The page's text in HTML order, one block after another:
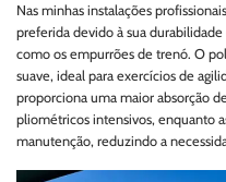
Nas minhas instalações
preferida devido à sua
como os empurrões de trenó. O
suave, ideal para exercícios de
proporciona uma maior absorção
pliométricos intensivos, enquanto
manutenção, reduzindo a